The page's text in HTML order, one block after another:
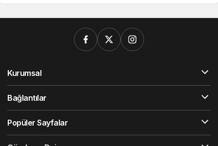
Kurumsal
Bağlantılar
Popüler Sayfalar